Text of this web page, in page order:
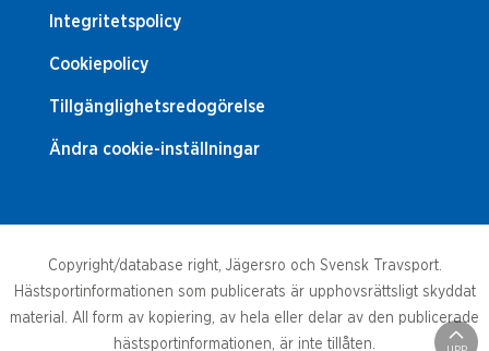
Integritetspolicy
Cookiepolicy
Tillgänglighetsredogörelse
Ändra cookie-inställningar
Copyright/database right, Jägersro och Svensk Travsport.
Hästsportinformationen som publicerats är upphovsrättsligt skyddat
material. All form av kopiering, av hela eller delar av den publicerade
hästsportinformationen, är inte tillåten.